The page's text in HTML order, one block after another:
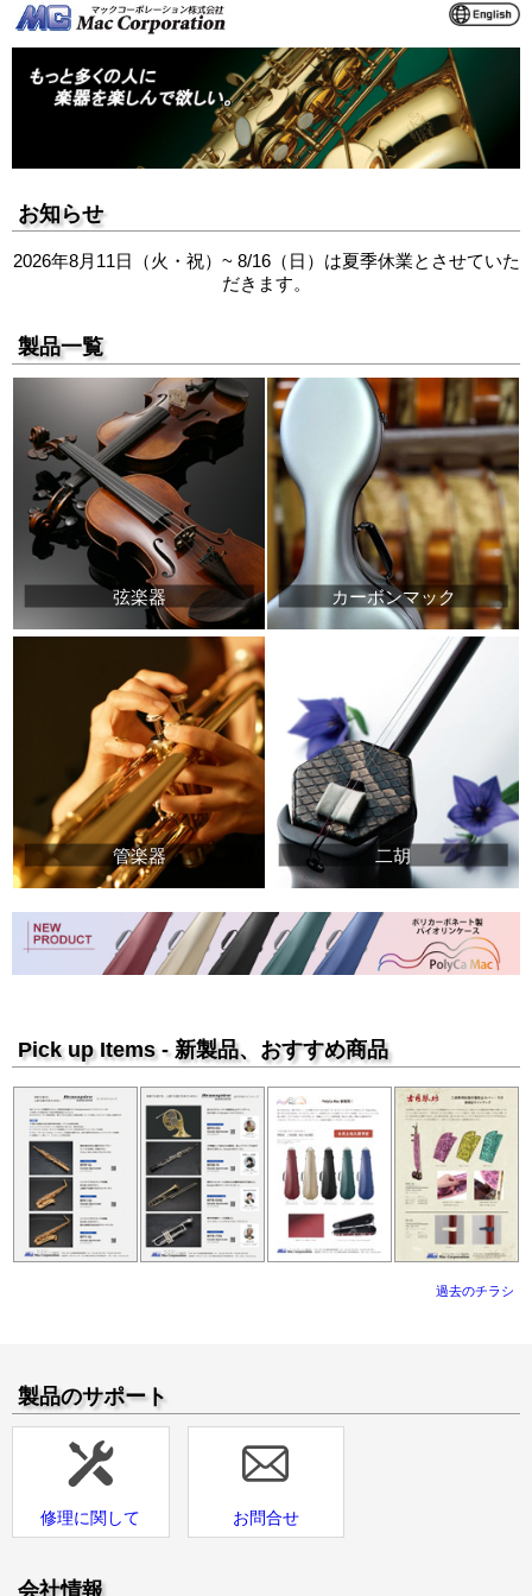
お知らせ
2026年8月11日（火・祝）~ 8/16（日）は夏季休業とさせていた
だきます。
製品一覧
弦楽器 カーボンマック
管楽器 二胡
Pick up Items - 新製品、おすすめ商品
過去のチラシ
製品のサポート
修理に関して お問合せ
会社情報